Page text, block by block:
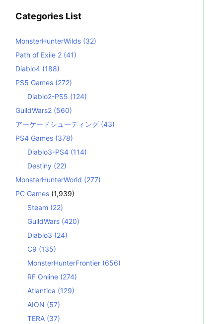
Categories List
MonsterHunterWilds (32)
Path of Exile 2 (41)
Diablo4 (188)
PS5 Games (272)
Diablo2-PS5 (124)
GuildWars2 (560)
アーケードシューティング (43)
PS4 Games (378)
Diablo3-PS4 (114)
Destiny (22)
MonsterHunterWorld (277)
PC Games (1,939)
Steam (22)
GuildWars (420)
Diablo3 (24)
C9 (135)
MonsterHunterFrontier (656)
RF Online (274)
Atlantica (129)
AION (57)
TERA (37)